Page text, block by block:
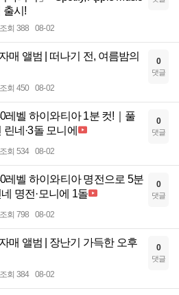
출시!
조회 388 08-02
매 앨범 | 떠나기 전, 여름밤의
조회 450 08-02
0
댓글
레벨 하이와티아 1분 컷!｜풀
네·3돌 모니에
조회 534 08-02
0
댓글
레벨 하이와티아 명전으로 5분
명전·모니에 1돌
조회 798 08-02
0
댓글
매 앨범 | 장난기 가득한 오후
조회 384 08-02
0
댓글